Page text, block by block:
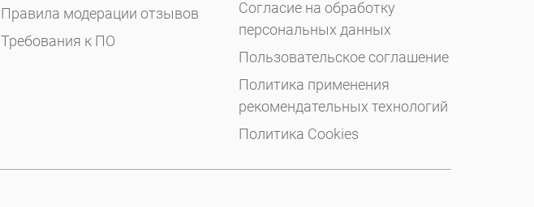
Правила модерации отзывов
Требования к ПО
Согласие на обработку
персональных данных
Пользовательское соглашение
Политика применения
рекомендательных технологий
Политика Cookies